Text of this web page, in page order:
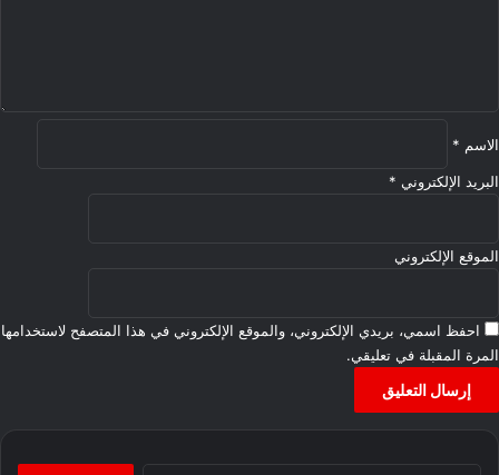
الاسم *
البريد الإلكتروني *
الموقع الإلكتروني
احفظ اسمي، بريدي الإلكتروني، والموقع الإلكتروني في هذا المتصفح لاستخدامها
المرة المقبلة في تعليقي.